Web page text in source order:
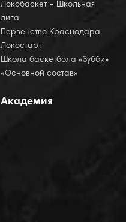
Локобаскет – Школьная
лига
Первенство Краснодара
Локостарт
Школа баскетбола «Зубби»
«Основной состав»
Академия